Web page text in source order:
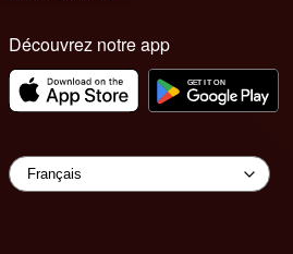
Découvrez notre app